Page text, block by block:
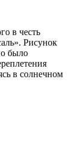
в честь
Рисунок
было
в солнечном